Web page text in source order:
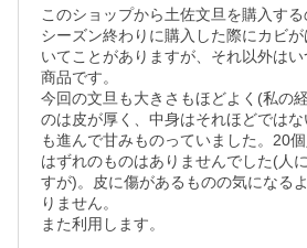
このショップから土佐文旦を購入する
シーズン終わりに購入した際にカビ
いてことがありますが、それ以外は
商品です。
今回の文旦も大きさもほどよく(私の
のは皮が厚く、中身はそれほどでは
も進んで甘みものっていました。20個
はずれのものはありませんでした(人
すが)。皮に傷があるものの気になる
りません。
また利用します。